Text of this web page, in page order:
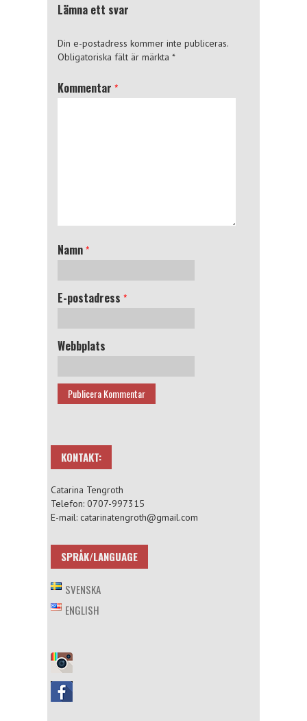
Lämna ett svar
Din e-postadress kommer inte publiceras.
Obligatoriska fält är märkta *
Kommentar *
Namn *
E-postadress *
Webbplats
KONTAKT:
Catarina Tengroth
Telefon: 0707-997315
E-mail: catarinatengroth@gmail.com
SPRÅK/LANGUAGE
SVENSKA
ENGLISH